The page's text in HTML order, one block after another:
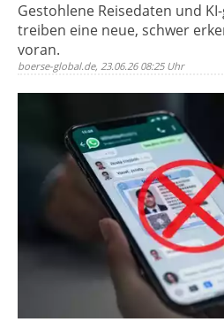
Gestohlene Reisedaten und
treiben eine neue, schwer
voran.
boerse-global.de, 23.06.26 08:25 Uhr